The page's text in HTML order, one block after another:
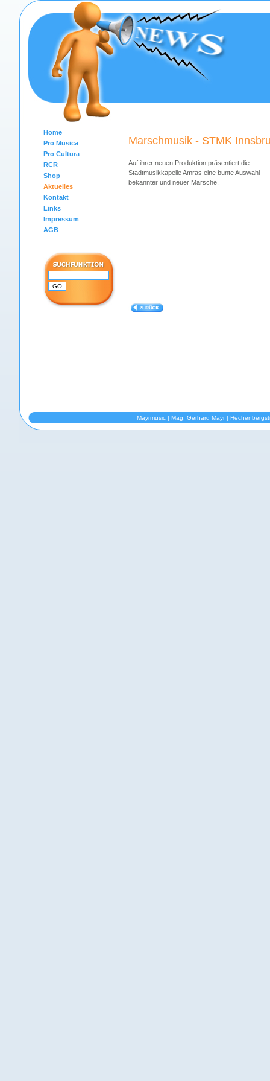
Home
Pro Musica
Pro Cultura
RCR
Shop
Aktuelles
Kontakt
Links
Impressum
AGB
Marschmusik - STMK
Auf ihrer neuen Produktion präsentiert die
Stadtmusikkapelle Amras eine bunte Auswahl
bekannter und neuer Märsche.
Mayrmusic | Mag. Gerhard Mayr |